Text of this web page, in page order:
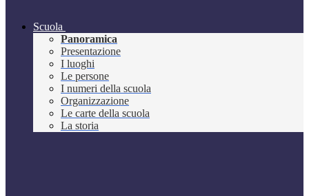
Scuola
Panoramica
Presentazione
I luoghi
Le persone
I numeri della scuola
Organizzazione
Le carte della scuola
La storia